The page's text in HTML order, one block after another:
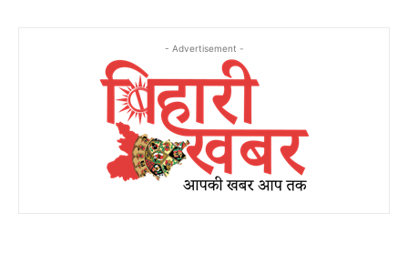
- Advertisement -